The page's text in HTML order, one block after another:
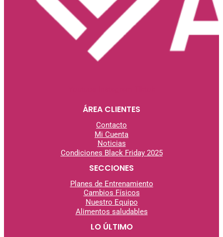
ÁREA CLIENTES
Contacto
Mi Cuenta
Noticias
Condiciones Black Friday 2025
SECCIONES
Planes de Entrenamiento
Cambios Físicos
Nuestro Equipo
Alimentos saludables
LO ÚLTIMO